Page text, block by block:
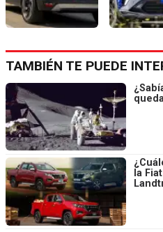
TAMBIÉN TE PUEDE
la